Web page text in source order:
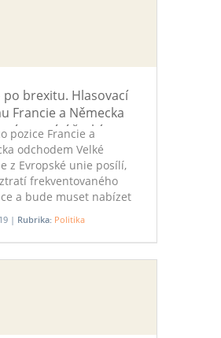
Píše Roman Joch.
po brexitu. Hlasovací
Francie a Německa
míní český
pozice Francie a
odchodem Velké
z Evropské unie posílí,
frekventovaného
a bude muset nabízet
i v zemích, kde to dříve
nutné. Podle člena
diplomatického sboru,
přál zůstat v anonymitě,
| Rubrika: Politika